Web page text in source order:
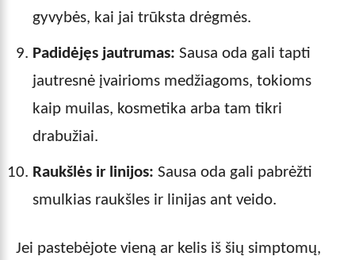
gyvybės, kai jai trūksta drėgmės.
Padidėjęs jautrumas: Sausa oda gali tapti
jautresnė įvairioms medžiagoms, tokioms
kaip muilas, kosmetika arba tam tikri
drabužiai.
Raukšlės ir linijos: Sausa oda gali pabrėžti
smulkias raukšles ir linijas ant veido.
Jei pastebėjote vieną ar kelis iš šių simptomų,